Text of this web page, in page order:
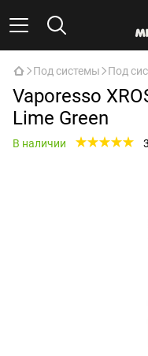
Под системы Под
Vaporesso
Lime Green
В наличии